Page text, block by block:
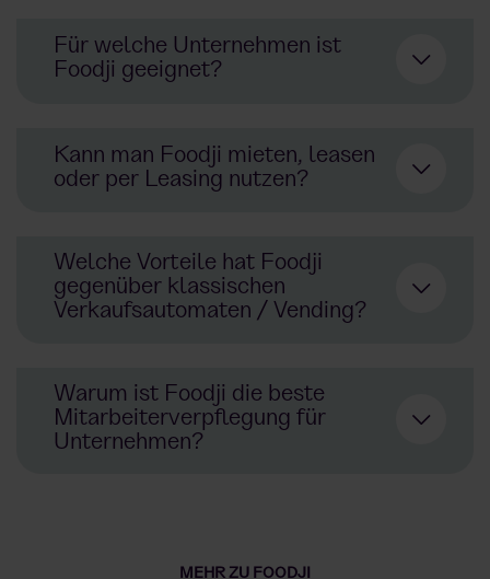
Automaten
Getränken
echteMahlzeiten
und ausgewählteProdukte
Für welche Unternehmen ist
Foodji geeignet?
Kann man Foodji mieten, leasen
oder per Leasing nutzen?
Welche Vorteile hat Foodji
gegenüber klassischen
Verkaufsautomaten / Vending?
kaufen
Vorteile
echte Mahlzeiten
Unternehmen
Warum ist Foodji die beste
Mitarbeiterverpflegung für
Unternehmen?
gesunde Gerichte
MEHR ZU FOODJI